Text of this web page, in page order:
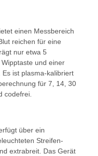
einen Messbereich
reichen für eine
nur etwa 5
und einer
ist plasma-kalibriert
für 7, 14, 30
codefrei.
über ein
Streifen-
extrabreit. Das Gerät